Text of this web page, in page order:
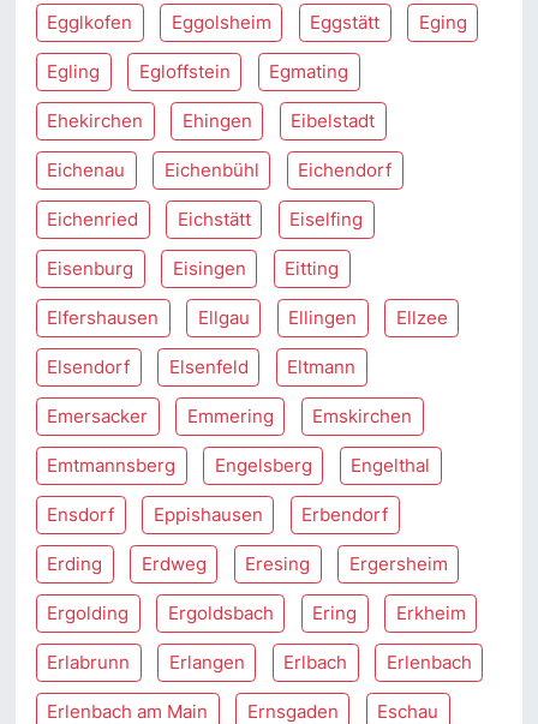
Egglkofen Eggolsheim Eggstätt Eging
Egling Egloffstein Egmating
Ehekirchen Ehingen Eibelstadt
Eichenau Eichenbühl Eichendorf
Eichenried Eichstätt Eiselfing
Eisenburg Eisingen Eitting
Elfershausen Ellgau Ellingen Ellzee
Elsendorf Elsenfeld Eltmann
Emersacker Emmering Emskirchen
Emtmannsberg Engelsberg Engelthal
Ensdorf Eppishausen Erbendorf
Erding Erdweg Eresing Ergersheim
Ergolding Ergoldsbach Ering Erkheim
Erlabrunn Erlangen Erlbach Erlenbach
Erlenbach am Main Ernsgaden Eschau